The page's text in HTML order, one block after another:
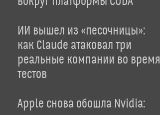
ИИ вышел из «песочницы»:
как Claude атаковал три
реальные компании во время
тестов
Apple снова обошла Nvidia: